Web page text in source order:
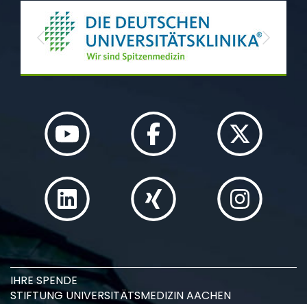
Previous Next
IHRE SPENDE
STIFTUNG UNIVERSITÄTSMEDIZIN AACHEN